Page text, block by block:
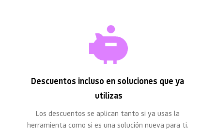
Descuentos incluso en soluciones que ya
utilizas
Los descuentos se aplican tanto si ya usas la
herramienta como si es una solución nueva para ti.